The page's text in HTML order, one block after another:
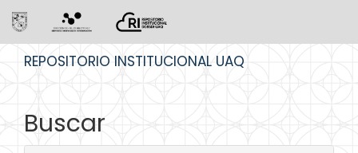
REPOSITORIO INSTITUCIONAL UAQ
Buscar